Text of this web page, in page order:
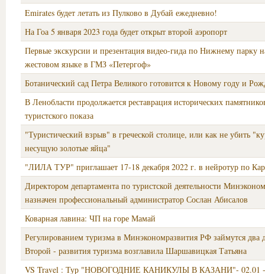
Emirates будет летать из Пулково в Дубай ежедневно!
На Гоа 5 января 2023 года будет открыт второй аэропорт
Первые экскурсии и презентация видео-гида по Нижнему парку
жестовом языке в ГМЗ «Петергоф»
Ботанический сад Петра Великого готовится к Новому году и
В Ленобласти продолжается реставрация исторических
туристского показа
"Туристический взрыв" в греческой столице, или как не убить
несущую золотые яйца"
"ЛИЛА ТУР" приглашает 17-18 декабря 2022 г. в нейротур по
Директором департамента по туристской деятельности
назначен профессиональный администратор Сослан Абисалов
Коварная лавина: ЧП на горе Мамай
Регулированием туризма в Минэкономразвития РФ займутся два
Второй - развития туризма возглавила Шаршавицкая Татьяна
VS Travel : Тур "НОВОГОДНИЕ КАНИКУЛЫ В КАЗАНИ"- 02.01 -